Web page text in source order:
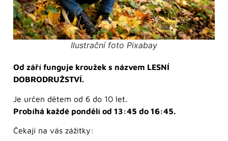
Ilustrační foto Pixabay
Od září funguje kroužek s názvem LESNÍ
DOBRODRUŽSTVÍ.
Je určen dětem od 6 do 10 let.
Probíhá každé pondělí od 13:45 do 16:45.
Čekají na vás zážitky: